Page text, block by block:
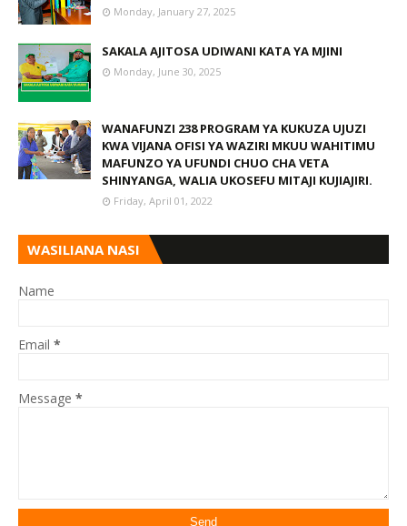
Monday, January 27, 2025
SAKALA AJITOSA UDIWANI KATA YA MJINI
Monday, June 30, 2025
WANAFUNZI 238 PROGRAM YA KUKUZA UJUZI
KWA VIJANA OFISI YA WAZIRI MKUU WAHITIMU
MAFUNZO YA UFUNDI CHUO CHA VETA
SHINYANGA, WALIA UKOSEFU MITAJI KUJIAJIRI.
Friday, April 01, 2022
WASILIANA NASI
Name
Email *
Message *